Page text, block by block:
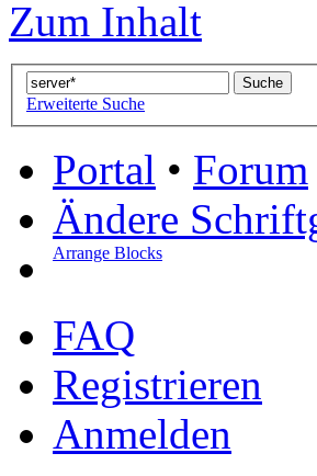
Zum Inhalt
Erweiterte Suche
Portal • Forum
Ändere
Arrange Blocks
FAQ
Registrieren
Anmelden